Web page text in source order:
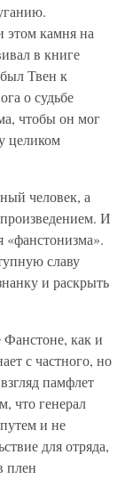
этом камня на
в книге
Твен к
о судьбе
чтобы он мог
целиком
человек, а
И
«фанстонизма».
славу
и раскрыть
Фанстоне, как и
с частного, но
памфлет
что генерал
и не
для отряда,
плен